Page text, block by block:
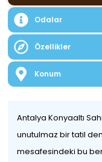
Odalar
Özellikler
Konum
Antalya Konyaaltı
unutulmaz bir tatil
mesafesindeki bu